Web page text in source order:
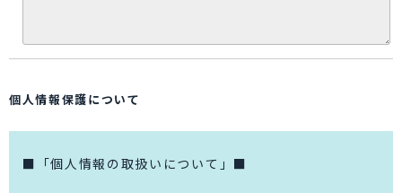
個人情報保護について
■「個人情報の取扱いについて」■